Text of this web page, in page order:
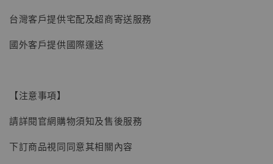
【現貨】BJSTUDIO 1/6系列可動蒐藏人偶 讓
NT$ 5,300
台灣客戶提供宅配及超商寄送服務
國外客戶提供國際運送
【注意事項】
請詳閱官網購物須知及售後服務
下訂商品視同同意其相關內容